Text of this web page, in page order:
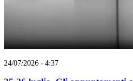
24/07/2026 - 4:37